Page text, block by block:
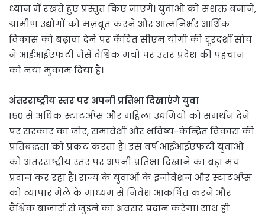
ध्यान में रखते हुए प्रस्तुत किए जाएंगे। युवाओं को सशक्त बनाने,
ग्रामीण उद्योगों को मज़बूत करने और आत्मनिर्भर आर्थिक
विकास को बढ़ावा देने पर केंद्रित सीएम योगी की दूरदर्शी सोच
ने आईआईएफटी जैसे वैश्विक मंचों पर उत्तर प्रदेश की पहचान
को नया मुकाम दिया है।
अंतरराष्ट्रीय स्तर पर अपनी प्रतिभा दिखाएंगे युवा
150 से अधिक स्टाटर्अप्स और महिला उद्यमियों को समर्थन देने
पर सरकार का जोर, समावेशी और भविष्य-केन्द्रित विकास की
प्रतिबद्धता को प्रकट करता है। इस वर्ष आईआईएफटी युवाओं
को अंतरराष्ट्रीय स्तर पर अपनी प्रतिभा दिखाने का बड़ा मंच
प्रदान कर रहा है। राज्य के युवाओं के इनोवेशन और स्टाटर्अप्स
को व्यापार मेले के माध्यम से निवेश आकर्षित करने और
वैश्विक बाजारों से जुड़ने का अवसर प्रदान करेगा। साथ ही